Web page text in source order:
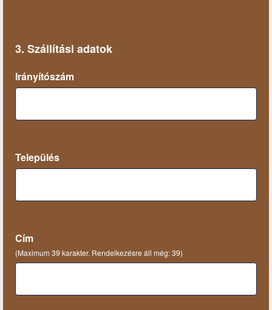
3. Szállítási adatok
Irányítószám
Település
Cím
(Maximum 39 karakter. Rendelkezésre áll még:39)